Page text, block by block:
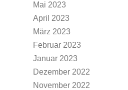
Mai 2023
April 2023
März 2023
Februar 2023
Januar 2023
Dezember 2022
November 2022